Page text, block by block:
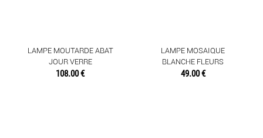
LAMPE MOUTARDE ABAT
JOUR VERRE
108.00 €
LAMPE MOSAIQUE
BLANCHE FLEURS
49.00 €